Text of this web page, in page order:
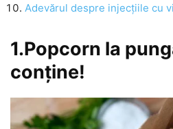
Adevărul despre injecțiile cu
1.Popcorn la
conține!